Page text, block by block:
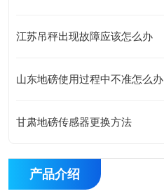
江苏吊秤出现故障应该怎么办
山东地磅使用过程中不准怎么办
甘肃地磅传感器更换方法
产品介绍